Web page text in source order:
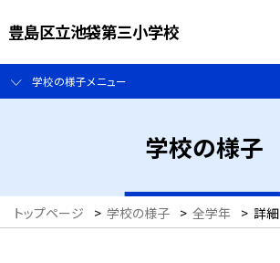
豊島区立池袋第三小学校
学校の様子メニュー
学校の様子
トップページ > 学校の様子 > 全学年 > 詳細